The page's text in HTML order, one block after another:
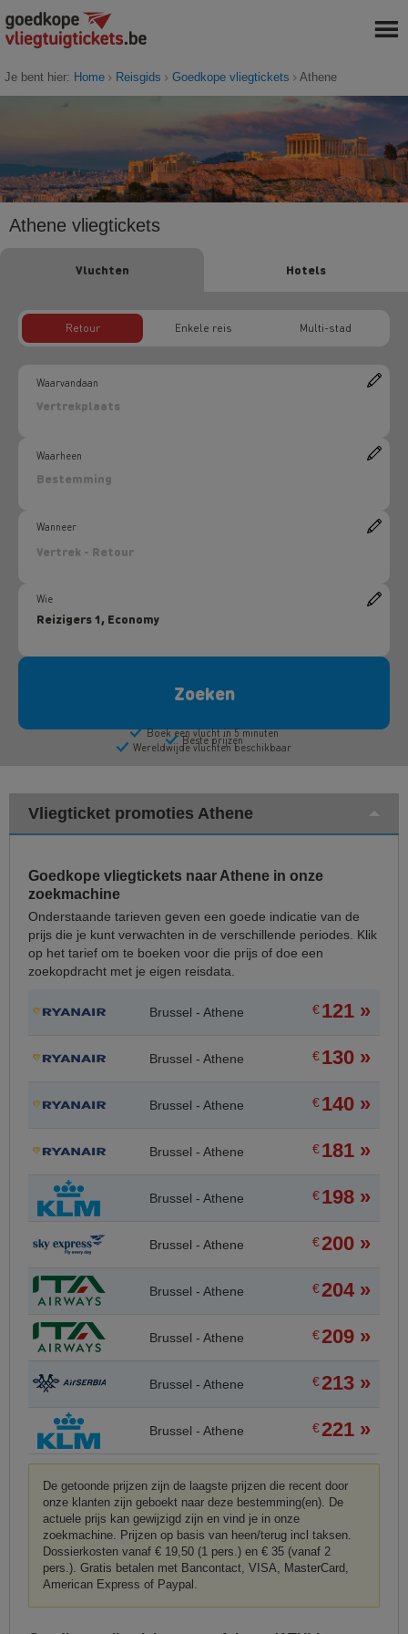
Je bent hier: Home Reisgids Goedkope vliegtickets Athene
Athene vliegtickets
Vliegticket promoties Athene
Goedkope vliegtickets naar Athene in onze
zoekmachine
Onderstaande tarieven geven een goede indicatie van de
prijs die je kunt verwachten in de verschillende periodes. Klik
op het tarief om te boeken voor die prijs of doe een
zoekopdracht met je eigen reisdata.
Brussel - Athene €121 »
Brussel - Athene €130 »
Brussel - Athene €140 »
Brussel - Athene €181 »
Brussel - Athene €198 »
Brussel - Athene €200 »
Brussel - Athene €204 »
Brussel - Athene €209 »
Brussel - Athene €213 »
Brussel - Athene €221 »
De getoonde prijzen zijn de laagste prijzen die recent door
onze klanten zijn geboekt naar deze bestemming(en). De
actuele prijs kan gewijzigd zijn en vind je in onze
zoekmachine. Prijzen op basis van heen/terug incl taksen.
Dossierkosten vanaf € 19,50 (1 pers.) en € 35 (vanaf 2
pers.). Gratis betalen met Bancontact, VISA, MasterCard,
American Express of Paypal.